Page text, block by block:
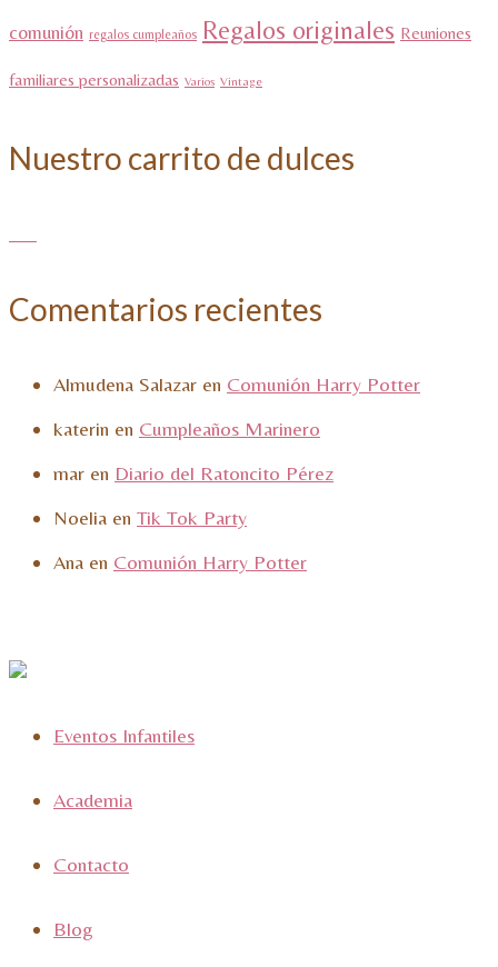
comunión regalos cumpleaños Regalos originales Reuniones
familiares personalizadas Varios Vintage
Nuestro carrito de dulces
Comentarios recientes
Almudena Salazar en Comunión Harry Potter
katerin en Cumpleaños Marinero
mar en Diario del Ratoncito Pérez
Noelia en Tik Tok Party
Ana en Comunión Harry Potter
Eventos Infantiles
Academia
Contacto
Blog